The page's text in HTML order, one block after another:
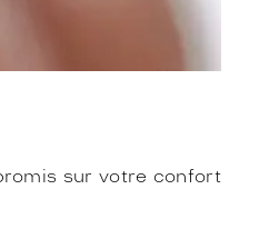
sur votre confort